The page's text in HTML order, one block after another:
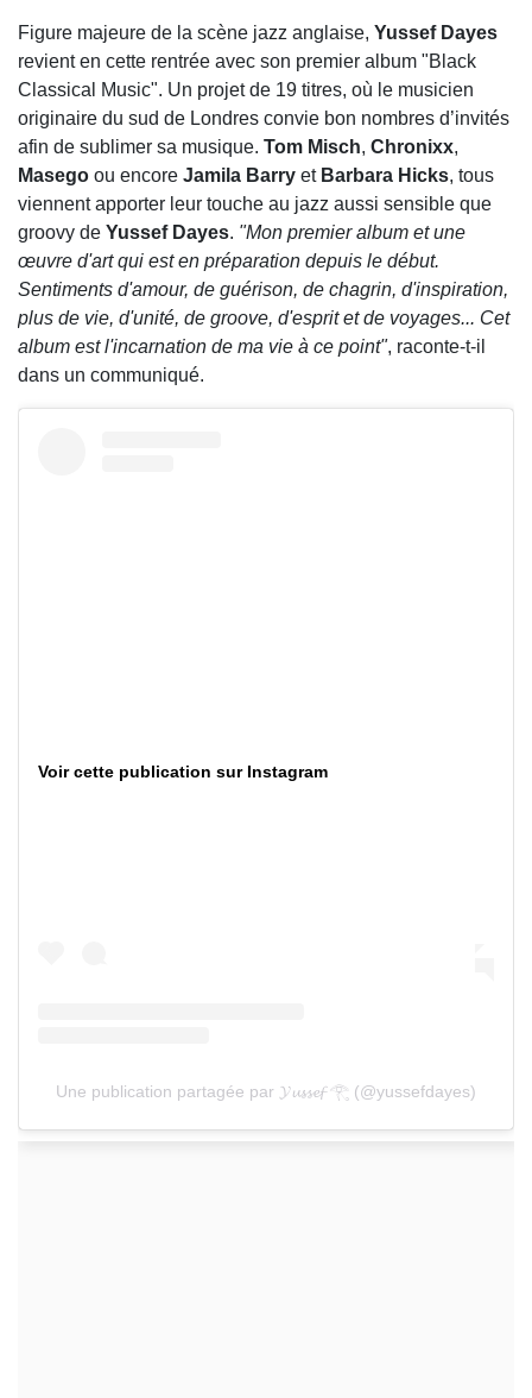
Figure majeure de la scène jazz anglaise, Yussef Dayes
revient en cette rentrée avec son premier album "Black
Classical Music". Un projet de 19 titres, où le musicien
originaire du sud de Londres convie bon nombres d’invités
afin de sublimer sa musique. Tom Misch, Chronixx,
Masego ou encore Jamila Barry et Barbara Hicks, tous
viennent apporter leur touche au jazz aussi sensible que
groovy de Yussef Dayes. "Mon premier album et une
œuvre d'art qui est en préparation depuis le début.
Sentiments d'amour, de guérison, de chagrin, d'inspiration,
plus de vie, d'unité, de groove, d'esprit et de voyages... Cet
album est l'incarnation de ma vie à ce point", raconte-t-il
dans un communiqué.
Voir cette publication sur Instagram
Une publication partagée par 𝓨𝓾𝓼𝓼𝓮𝓯 𓂀 (@yussefdayes)